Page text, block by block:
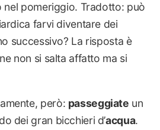
nel pomeriggio. Tradotto: può
farvi diventare dei
successivo? La risposta è
non si salta affatto ma si
però: passeggiate un
dei gran bicchieri d’acqua.